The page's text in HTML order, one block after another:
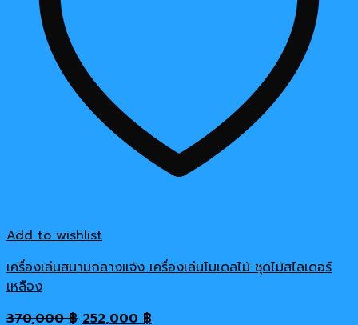
Add to wishlist
เครื่องเล่นสนามกลางแจ้ง เครื่องเล่นโมเดลไม้ ชุดไม้สไลเดอร์
เหลือง
370,000฿ Original
252,000฿